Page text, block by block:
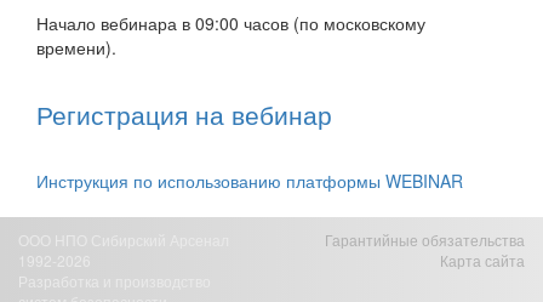
Начало вебинара в 09:00 часов (по московскому
времени).
Регистрация на вебинар
Инструкция по использованию платформы WEBINAR
1992-2026
Разработка и производство
Гарантийные обязательства
Карта сайта